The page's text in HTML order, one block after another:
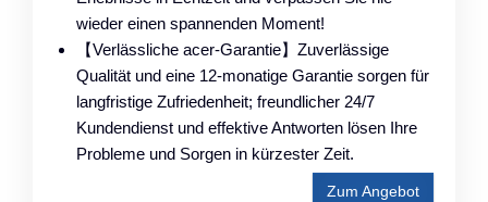
wieder einen spannenden Moment!
【Verlässliche acer-Garantie】Zuverlässige
Qualität und eine 12-monatige Garantie sorgen für
langfristige Zufriedenheit; freundlicher 24/7
Kundendienst und effektive Antworten lösen Ihre
Probleme und Sorgen in kürzester Zeit.
Zum Angebot